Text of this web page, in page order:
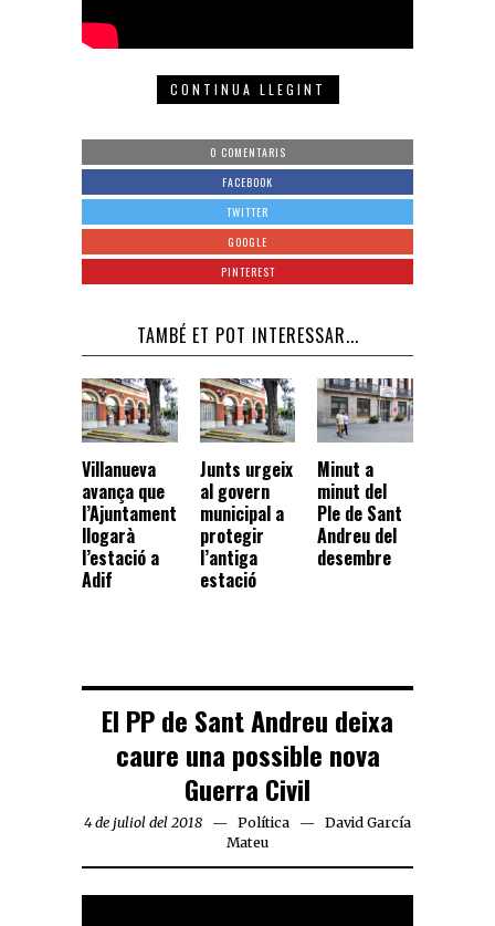
CONTINUA LLEGINT
0 COMENTARIS
FACEBOOK
TWITTER
GOOGLE
PINTEREST
TAMBÉ ET POT INTERESSAR...
Villanueva
avança que
l’Ajuntament
llogarà
l’estació a
Adif
Junts urgeix
al govern
municipal a
protegir
l’antiga
estació
Minut a
minut del
Ple de Sant
Andreu del
desembre
El PP de Sant Andreu deixa
caure una possible nova
Guerra Civil
4 de juliol del 2018 Política
David García
Mateu